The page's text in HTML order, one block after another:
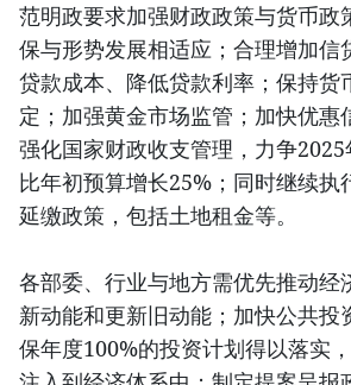
范明政要求加强财政政策与货币政
保与形势发展相适应；合理增加信
贷款成本、降低贷款利率；保持货
定；加强黄金市场监管；加快优惠
强化国家财政收支管理，力争2025
比年初预算增长25%；同时继续执
延缴政策，包括土地租金等。
各部委、行业与地方需优先推动经
新动能和更新旧动能；加快公共投
保年度100%的投资计划得以落实